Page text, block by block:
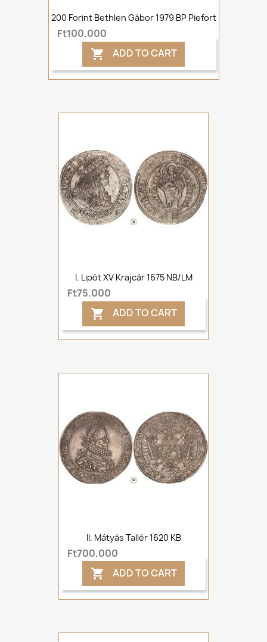
200 Forint Bethlen Gábor 1979 BP Piefort
Ft100,000
 ADD TO CART
I. Lipót XV Krajcár 1675 NB/LM
Ft75,000
 ADD TO CART
II. Mátyás Tallér 1620 KB
Ft700,000
 ADD TO CART